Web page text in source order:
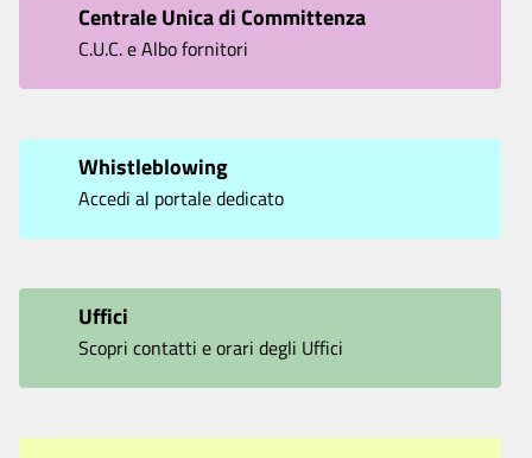
Centrale Unica di Committenza
C.U.C. e Albo fornitori
Whistleblowing
Accedi al portale dedicato
Uffici
Scopri contatti e orari degli Uffici